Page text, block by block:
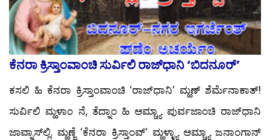
ಕೆನರಾ ಕ್ರಿಸ್ತಾಂವಾಂಚಿ ಸುರ್ವಿಲಿ ರಾಜ್‍ಧಾನಿ ‘ಬಿದನೂರ್’
ಕಸಲಿ ಹಿ ಕೆನರಾ ಕ್ರಿಸ್ತಾಂವಾಂಚಿ ‘ರಾಜ್‍ಧಾನಿ’ ಮ್ಹಣ್ ಶೆರ್ಮೆನಾಕಾತ್!
ಸುರ್ವಿಲಿ ಮ್ಹಳಾಂ ನೆ, ತೆದ್ನಾಂ ಹಿ ಆಮ್ಚ್ಯಾ ಪುರ್ವಜಾಂಚಿ ರಾಜ್‍ಧಾನಿ
ಜಾವ್ನಾಸ್‍ಲ್ಲಿ. ಮ್ಹಣ್ಜೆ ‘ಕೆನರಾ ಕ್ರಿಸ್ತಾಂವ್’ ಮ್ಹಳ್ಳ್ಯಾ ಆಮ್ಚ್ಯಾ ಜನಾಂಗಾನ್